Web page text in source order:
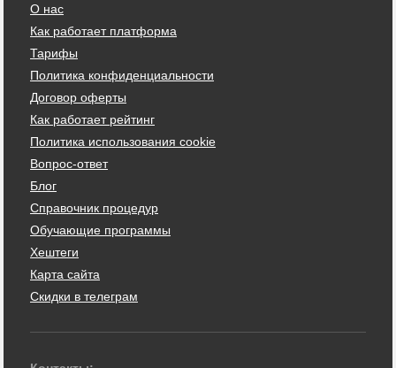
О нас
Как работает платформа
Тарифы
Политика конфиденциальности
Договор оферты
Как работает рейтинг
Политика использования cookie
Вопрос-ответ
Блог
Справочник процедур
Обучающие программы
Хештеги
Карта сайта
Скидки в телеграм